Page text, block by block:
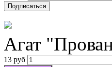
Агат
13 руб